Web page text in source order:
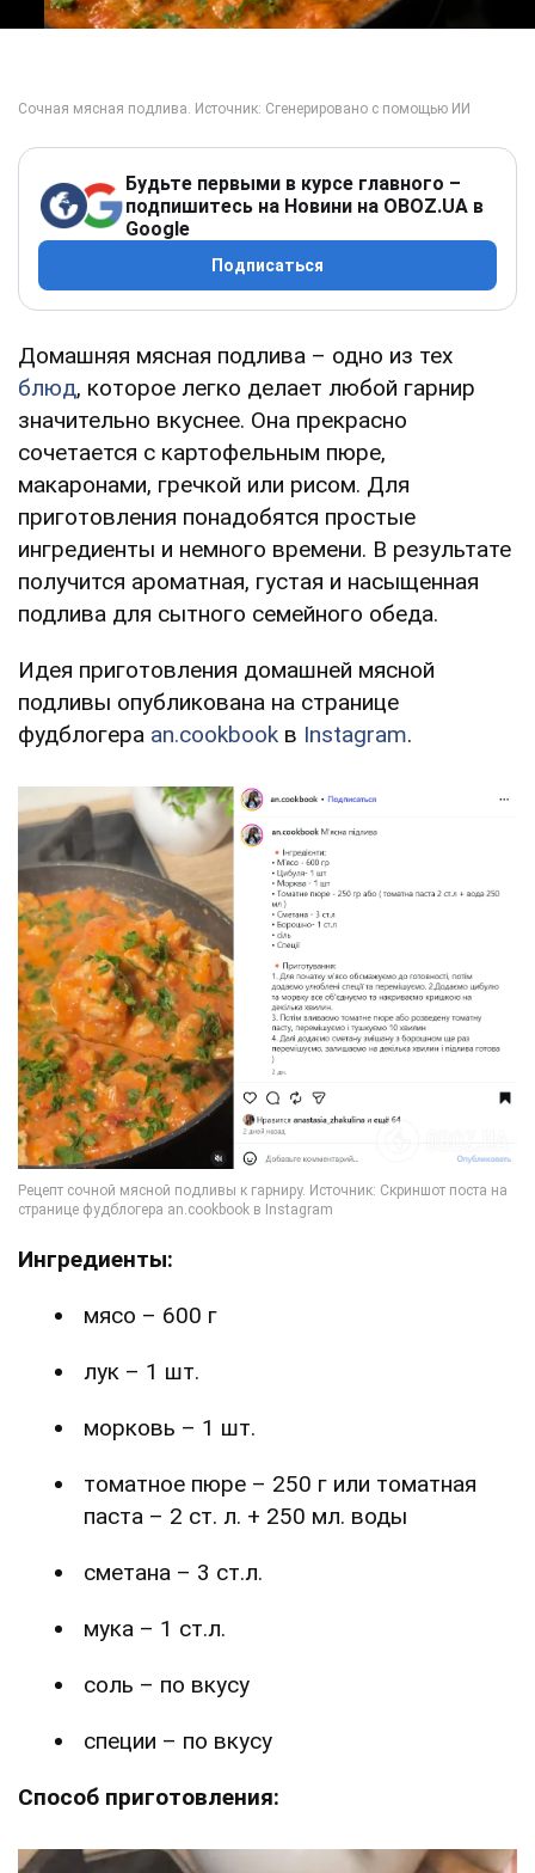
Будьте первыми в курсе главного –
подпишитесь на Новини на OBOZ.UA в
Google
Подписаться
Домашняя мясная подлива – одно из тех
блюд, которое легко делает любой гарнир
значительно вкуснее. Она прекрасно
сочетается с картофельным пюре,
макаронами, гречкой или рисом. Для
приготовления понадобятся простые
ингредиенты и немного времени. В результате
получится ароматная, густая и насыщенная
подлива для сытного семейного обеда.
Идея приготовления домашней мясной
подливы опубликована на странице
фудблогера an.cookbook в Instagram.
Ингредиенты:
мясо – 600 г
лук – 1 шт.
морковь – 1 шт.
томатное пюре – 250 г или томатная
паста – 2 ст. л. + 250 мл. воды
сметана – 3 ст.л.
мука – 1 ст.л.
соль – по вкусу
специи – по вкусу
Способ приготовления: